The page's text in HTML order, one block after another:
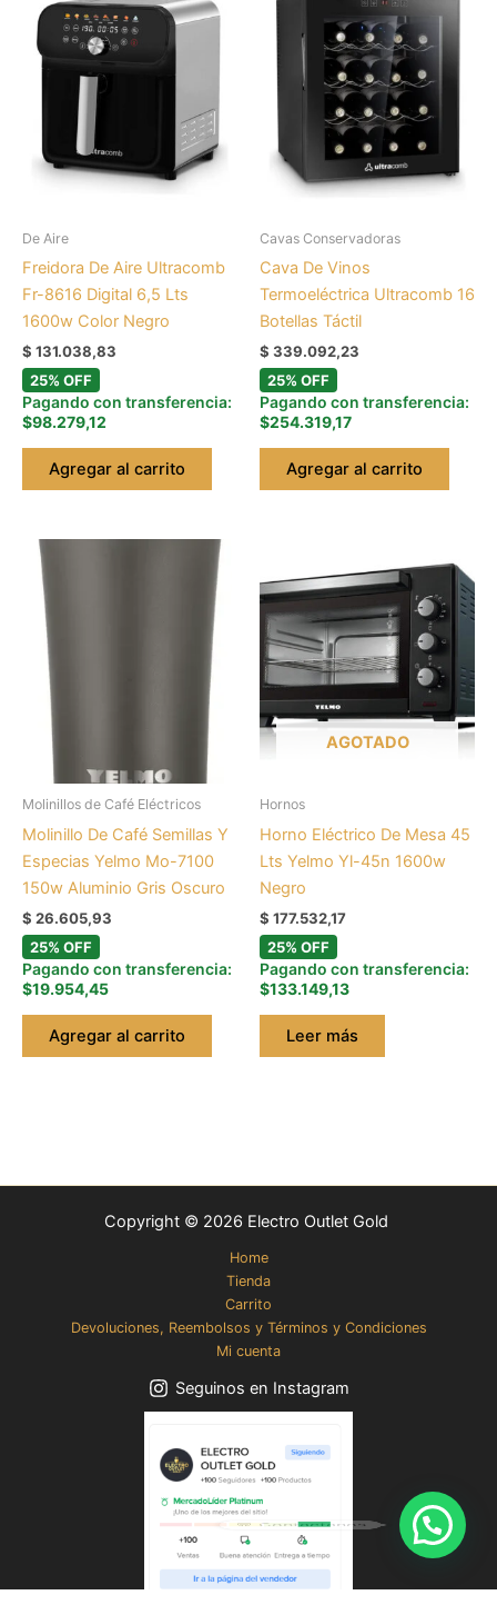
De Aire
Freidora De Aire Ultracomb
Fr-8616 Digital 6,5 Lts
1600w Color Negro
$ 131.038,83
25% OFF
Pagando con transferencia:
$98.279,12
Agregar al carrito
Cavas Conservadoras
Cava De Vinos
Termoeléctrica Ultracomb 16
Botellas Táctil
$ 339.092,23
25% OFF
Pagando con transferencia:
$254.319,17
Agregar al carrito
Molinillos de Café Eléctricos
Molinillo De Café Semillas Y
Especias Yelmo Mo-7100
150w Aluminio Gris Oscuro
$ 26.605,93
25% OFF
Pagando con transferencia:
$19.954,45
Agregar al carrito
AGOTADO
Hornos
Horno Eléctrico De Mesa 45
Lts Yelmo Yl-45n 1600w
Negro
$ 177.532,17
25% OFF
Pagando con transferencia:
$133.149,13
Leer más
Copyright © 2026 Electro Outlet Gold
Home
Tienda
Carrito
Devoluciones, Reembolsos y Términos y Condiciones
Mi cuenta
Seguinos en Instagram
💬 Contactanos